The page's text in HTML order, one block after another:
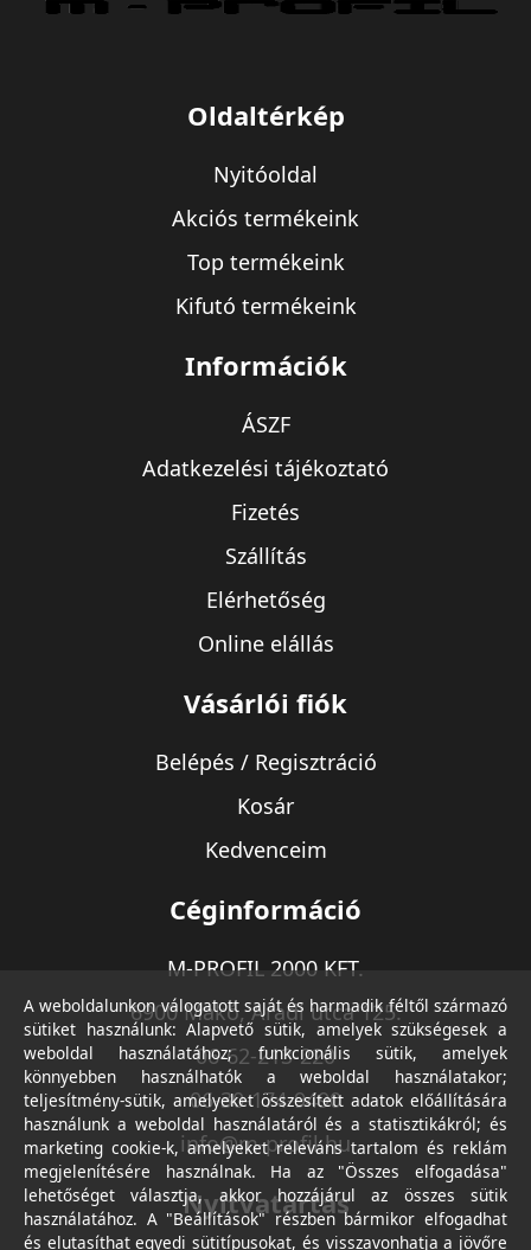
Oldaltérkép
Nyitóoldal
Akciós termékeink
Top termékeink
Kifutó termékeink
Információk
ÁSZF
Adatkezelési tájékoztató
Fizetés
Szállítás
Elérhetőség
Online elállás
Vásárlói fiók
Belépés / Regisztráció
Kosár
Kedvenceim
Céginformáció
M-PROFIL 2000 KFT.
6900 Makó, Aradi utca 125.
06-62-213-220
06-30-174-9490
info@m-profil.hu
Nyitvatartás
A weboldalunkon válogatott saját és harmadik féltől származó
sütiket használunk: Alapvető sütik, amelyek szükségesek a
weboldal használatához; funkcionális sütik, amelyek
könnyebben használhatók a weboldal használatakor;
teljesítmény-sütik, amelyeket összesített adatok előállítására
használunk a weboldal használatáról és a statisztikákról; és
marketing cookie-k, amelyeket releváns tartalom és reklám
megjelenítésére használnak. Ha az "Összes elfogadása"
lehetőséget választja, akkor hozzájárul az összes sütik
használatához. A "Beállítások" részben bármikor elfogadhat
és elutasíthat egyedi sütitípusokat, és visszavonhatja a jövőre